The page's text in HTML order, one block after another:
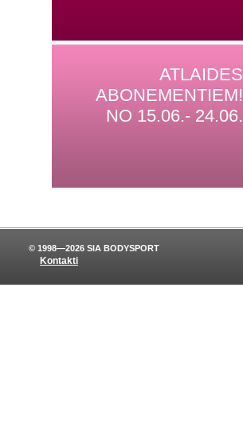
ATLAIDES
ABONEMENTIEM!
NO 15.06.- 24.06.
Kontakti
© 1998—2026 SIA BODYSPORT